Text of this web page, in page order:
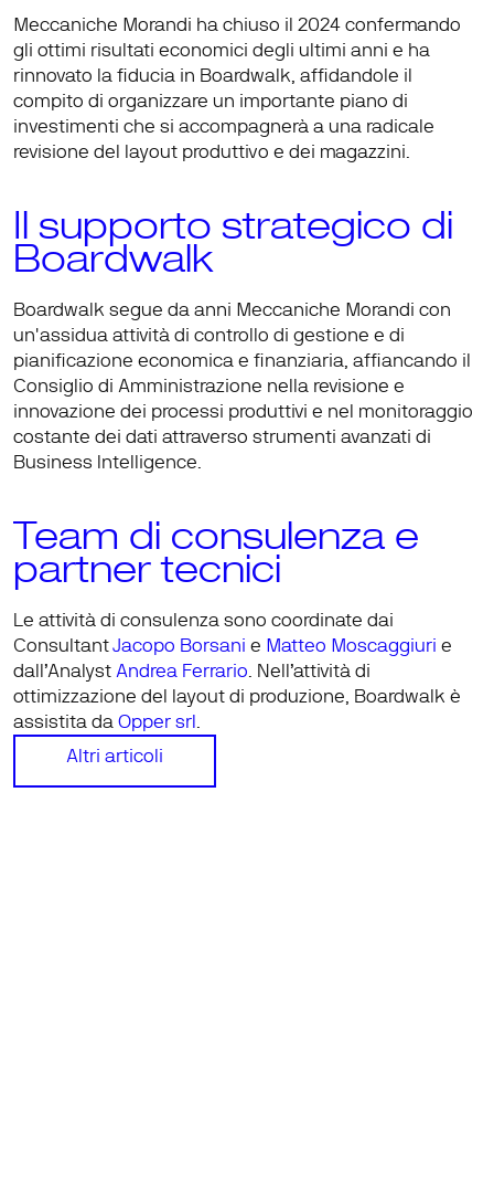
Meccaniche Morandi ha chiuso il 2024 confermando
gli ottimi risultati economici degli ultimi anni e ha
rinnovato la fiducia in Boardwalk, affidandole il
compito di organizzare un importante piano di
investimenti che si accompagnerà a una radicale
revisione del layout produttivo e dei magazzini
Il supporto strategico di
Boardwalk
Boardwalk segue da anni Meccaniche Morandi con
un'assidua attività di controllo di gestione
pianificazione economica e finanziaria , affiancando il
Consiglio di Amministrazione nella revisione e
innovazione dei processi produttivi e nel monitoraggio
Business Intelligence
Team di consulenza e
partner tecnici
Le attività di consulenza sono coordinate dai
Consultant Jacopo Borsani e Matteo Moscaggiuri e
dall’Analyst Andrea Ferrario
ottimizzazione del layout di produzione , Boardwalk è
assistita da Opper srl
Altri articoli